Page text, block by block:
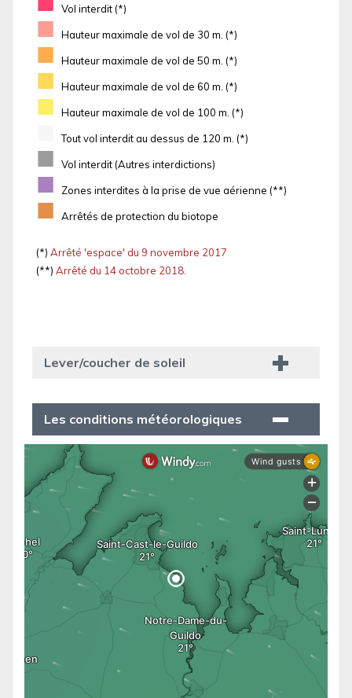
Vol interdit (*)
■ Hauteur maximale de vol de 30 m. (*)
■ Hauteur maximale de vol de 50 m. (*)
■ Hauteur maximale de vol de 60 m. (*)
■ Hauteur maximale de vol de 100 m. (*)
Tout vol interdit au dessus de 120 m. (*)
■ Vol interdit (Autres interdictions)
■ Zones interdites à la prise de vue aérienne (**)
■ Arrêtés de protection du biotope
(*) Arrêté 'espace' du 9 novembre 2017
(**) Arrêté du 14 octobre 2018.
Lever/coucher de soleil
Les conditions météorologiques